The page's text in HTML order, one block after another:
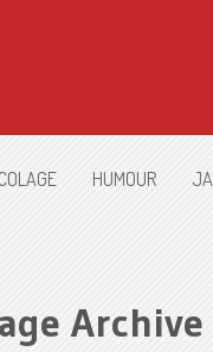
HUMOUR
Archive